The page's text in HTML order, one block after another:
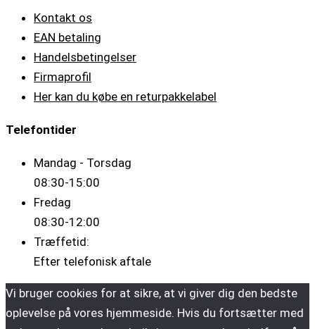
Kontakt os
EAN betaling
Handelsbetingelser
Firmaprofil
Her kan du købe en returpakkelabel
Telefontider
Mandag - Torsdag
08:30-15:00
Fredag
08:30-12:00
Træffetid:
Efter telefonisk aftale
Vi bruger cookies for at sikre, at vi giver dig den bedste
oplevelse på vores hjemmeside. Hvis du fortsætter med